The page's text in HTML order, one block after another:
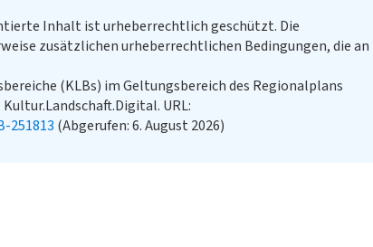
Inhalt ist urheberrechtlich geschützt. Die
zusätzlichen urheberrechtlichen Bedingungen, die an
(KLBs) im Geltungsbereich des Regionalplans
URL:
251813 (Abgerufen: 6. August 2026)